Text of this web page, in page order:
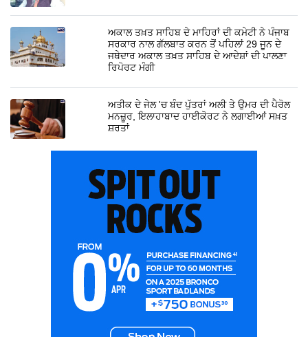
ਅਕਾਲ ਤਖ਼ਤ ਸਾਹਿਬ ਦੇ ਮਾਹਿਰਾਂ ਦੀ ਕਮੇਟੀ ਨੇ ਪੰਜਾਬ
ਸਰਕਾਰ ਨਾਲ ਗੱਲਬਾਤ ਕਰਨ ਤੋਂ ਪਹਿਲਾਂ 29 ਜੂਨ ਦੇ
ਜਥੇਦਾਰ ਅਕਾਲ ਤਖ਼ਤ ਸਾਹਿਬ ਦੇ ਆਦੇਸ਼ਾਂ ਦੀ ਪਾਲਣਾ
ਰਿਪੋਰਟ ਮੰਗੀ
ਅਤੀਕ ਦੇ ਜੇਲ 'ਚ ਬੰਦ ਪੁੱਤਰਾਂ ਅਲੀ ਤੇ ਉਮਰ ਦੀ ਪੈਰੋਲ
ਮਨਜ਼ੂਰ, ਇਲਾਹਾਬਾਦ ਹਾਈਕੋਰਟ ਨੇ ਲਗਾਈਆਂ ਸਖ਼ਤ
ਸ਼ਰਤਾਂ